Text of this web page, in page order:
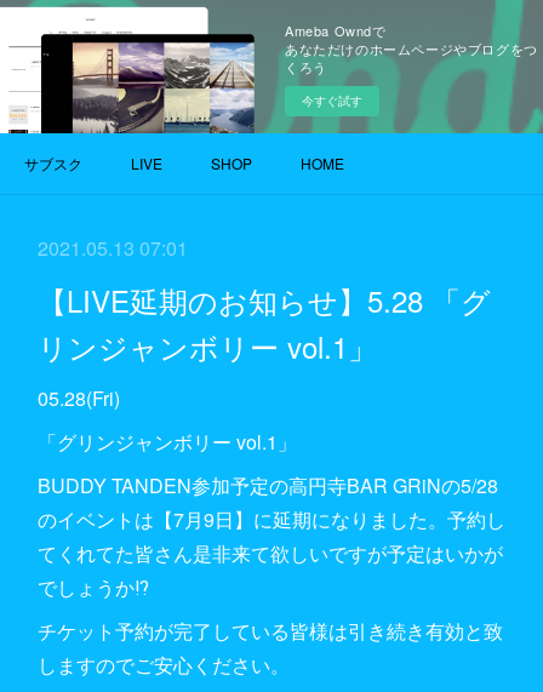
Ameba Owndで
あなただけのホームページやブログをつ
くろう
今すぐ試す
サブスク LIVE SHOP HOME
2021.05.13 07:01
【LIVE延期のお知らせ】5.28 「グ
リンジャンボリー vol.1」
05.28(Fri)
「グリンジャンボリー vol.1」
BUDDY TANDEN参加予定の高円寺BAR GRiNの5/28
のイベントは【7月9日】に延期になりました。予約し
てくれてた皆さん是非来て欲しいですが予定はいかが
でしょうか⁉️
チケット予約が完了している皆様は引き続き有効と致
しますのでご安心ください。